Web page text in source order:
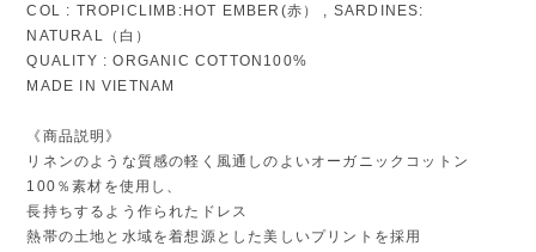
COL : TROPICLIMB:HOT EMBER(赤） , SARDINES:
NATURAL（白）
QUALITY : ORGANIC COTTON100%
MADE IN VIETNAM
《商品説明》
リネンのような質感の軽く風通しのよいオーガニックコットン
100％素材を使用し、
長持ちするよう作られたドレス
熱帯の土地と水域を着想源とした美しいプリントを採用